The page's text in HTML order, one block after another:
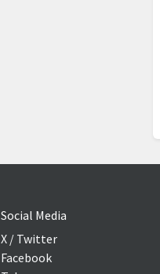
Social Media
X / Twitter
Facebook